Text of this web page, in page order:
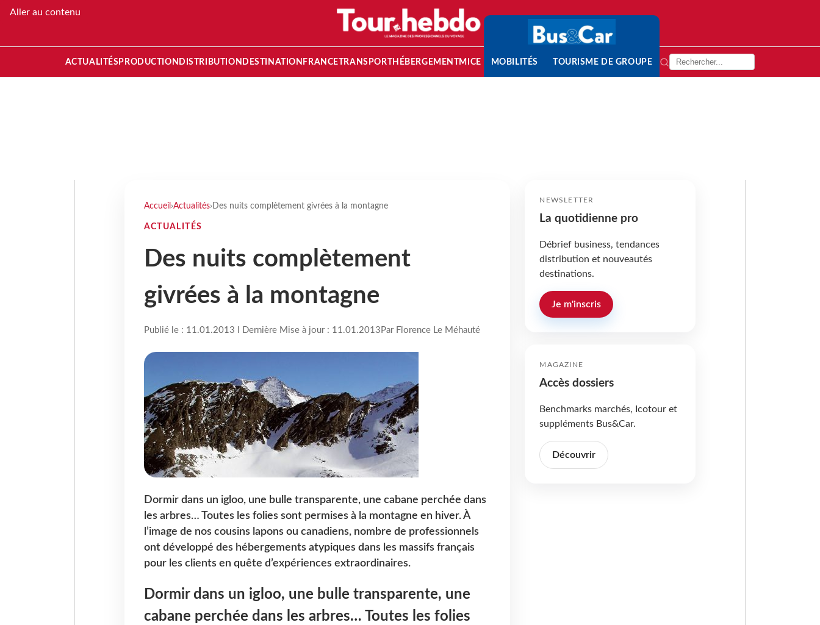
Aller au contenu
ACTUALITÉS PRODUCTION DISTRIBUTION DESTINATION FRANCETRANSPORT HÉBERGEMENTMICE MOBILITÉS TOURISME DE GROUPE
Accueil ›Actualités› Des nuits complètement givrées à la montagne
ACTUALITÉS
Des nuits complètement
givrées à la montagne
Publié le : 11.01.2013 I Dernière Mise à jour : 11.01.2013 Par Florence Le Méhauté
Dormir dans un igloo, une bulle transparente, une cabane perchée dans
les arbres… Toutes les folies sont permises à la montagne en hiver. À
l’image de nos cousins lapons ou canadiens, nombre de professionnels
ont développé des hébergements atypiques dans les massifs français
pour les clients en quête d’expériences extraordinaires.
Dormir dans un igloo, une bulle transparente, une
cabane perchée dans les arbres… Toutes les folies
NEWSLETTER
La quotidienne pro
Débrief business, tendances
distribution et nouveautés
destinations.
Je m'inscris
MAGAZINE
Accès dossiers
Benchmarks marchés, Icotour et
suppléments Bus&Car.
Découvrir